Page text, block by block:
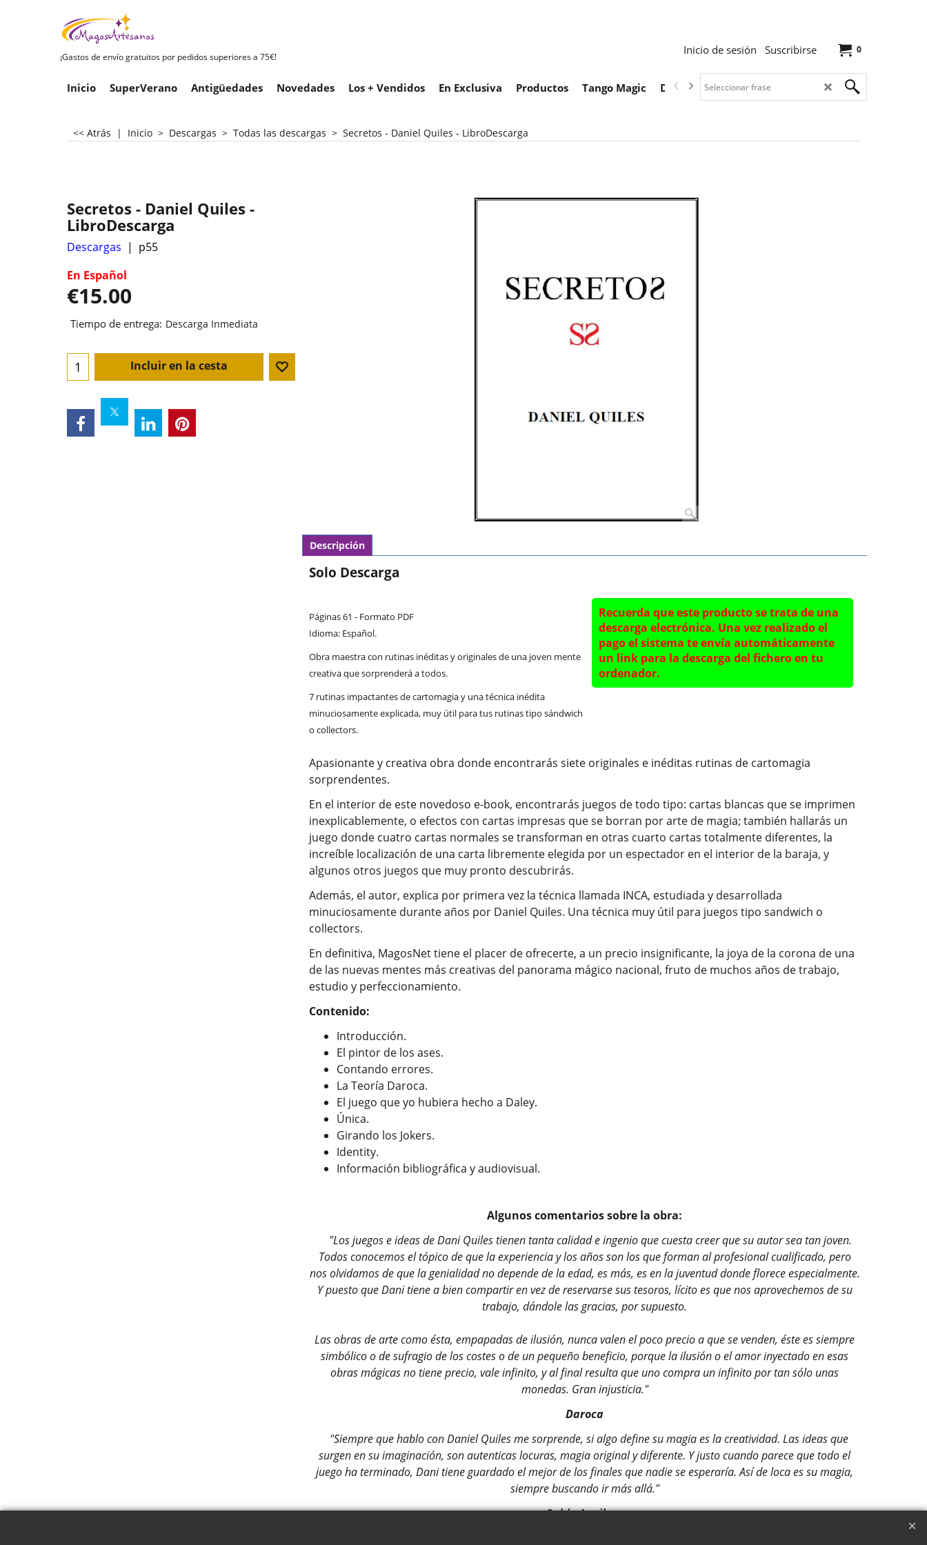
¡Gastos de envío gratuitos por pedidos superiores a 75€!
0
Inicio de sesión Suscribirse
Inicio SuperVerano Antigüedades Novedades Los + Vendidos En Exclusiva Productos Tango Magic Descargas
<< Atrás | Inicio > Descargas > Todas las descargas > Secretos - Daniel Quiles - LibroDescarga
Secretos - Daniel Quiles -
LibroDescarga
Descargas
p55
En Español
€15.00
Tiempo de entrega: Descarga Inmediata
Incluir en la cesta
Descripción
Solo Descarga
Recuerda que este producto se trata de una
descarga electrónica. Una vez realizado el
pago el sistema te envía automáticamente
un link para la descarga del fichero en tu
ordenador.
Páginas 61 - Formato PDF
Idioma: Español.
Obra maestra con rutinas inéditas y originales de una joven mente
creativa que sorprenderá a todos.
7 rutinas impactantes de cartomagia y una técnica inédita
minuciosamente explicada, muy útil para tus rutinas tipo sándwich
o collectors.
Apasionante y creativa obra donde encontrarás siete originales e inéditas rutinas de cartomagia
sorprendentes.
En el interior de este novedoso e-book, encontrarás juegos de todo tipo: cartas blancas que se imprimen
inexplicablemente, o efectos con cartas impresas que se borran por arte de magia; también hallarás un
juego donde cuatro cartas normales se transforman en otras cuarto cartas totalmente diferentes, la
increíble localización de una carta libremente elegida por un espectador en el interior de la baraja, y
algunos otros juegos que muy pronto descubrirás.
Además, el autor, explica por primera vez la técnica llamada INCA, estudiada y desarrollada
minuciosamente durante años por Daniel Quiles. Una técnica muy útil para juegos tipo sandwich o
collectors.
En definitiva, MagosNet tiene el placer de ofrecerte, a un precio insignificante, la joya de la corona de una
de las nuevas mentes más creativas del panorama mágico nacional, fruto de muchos años de trabajo,
estudio y perfeccionamiento.
Contenido:
Introducción.
El pintor de los ases.
Contando errores.
La Teoría Daroca.
El juego que yo hubiera hecho a Daley.
Única.
Girando los Jokers.
Identity.
Información bibliográfica y audiovisual.
Algunos comentarios sobre la obra:
"Los juegos e ideas de Dani Quiles tienen tanta calidad e ingenio que cuesta creer que su autor sea tan joven.
Todos conocemos el tópico de que la experiencia y los años son los que forman al profesional cualificado, pero
nos olvidamos de que la genialidad no depende de la edad, es más, es en la juventud donde florece especialmente.
Y puesto que Dani tiene a bien compartir en vez de reservarse sus tesoros, lícito es que nos aprovechemos de su
trabajo, dándole las gracias, por supuesto.
Las obras de arte como ésta, empapadas de ilusión, nunca valen el poco precio a que se venden, éste es siempre
simbólico o de sufragio de los costes o de un pequeño beneficio, porque la ilusión o el amor inyectado en esas
obras mágicas no tiene precio, vale infinito, y al final resulta que uno compra un infinito por tan sólo unas
monedas. Gran injusticia."
Daroca
"Siempre que hablo con Daniel Quiles me sorprende, si algo define su magia es la creatividad. Las ideas que
surgen en su imaginación, son autenticas locuras, magia original y diferente. Y justo cuando parece que todo el
juego ha terminado, Dani tiene guardado el mejor de los finales que nadie se esperaría. Así de loca es su magia,
siempre buscando ir más allá."
Pablo Aguilera